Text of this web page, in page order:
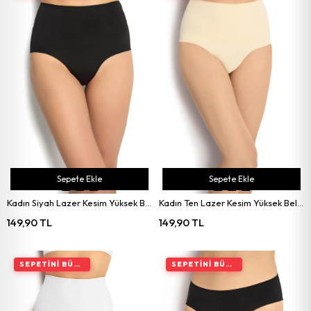
149,90 TL
Sepete Ekle
149,90 TL
Sepete Ekle
SEPETINI BÜYÜT, İNDIRIMI ARTIR SEPETINI BÜYÜT, İNDIRIMI ARTIR